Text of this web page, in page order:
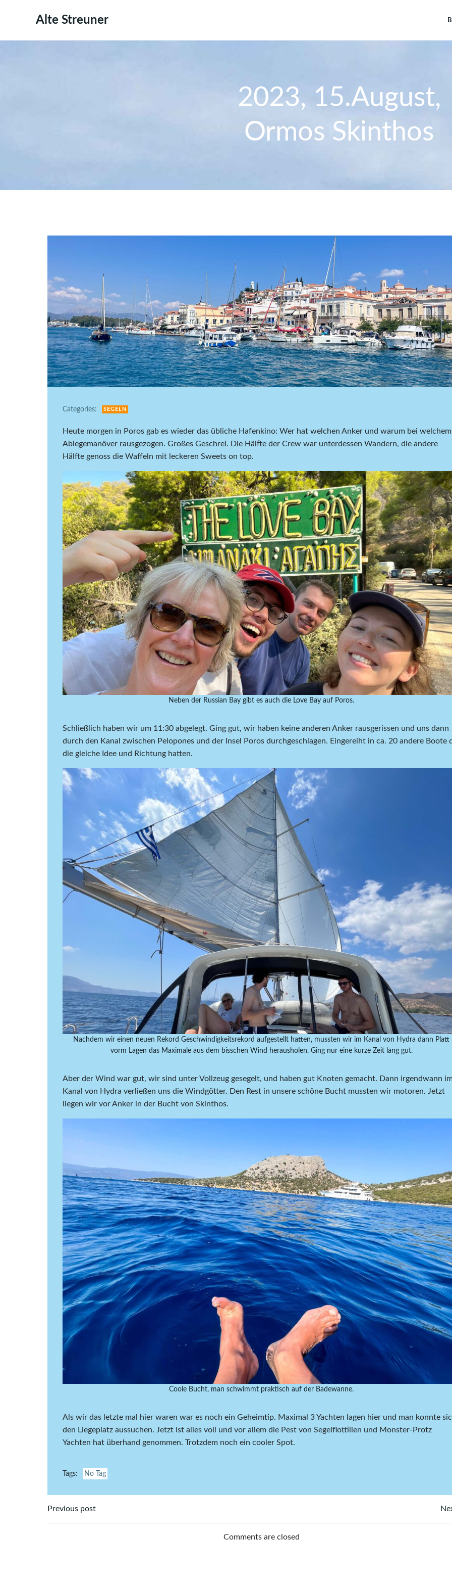
Alte Streuner
2023, 15.August,
Ormos Skinthos
Categories: SEGELN
Heute morgen in Poros gab es wieder das übliche Hafenkino: Wer hat welchen Anker und warum bei welchem
Ablegemanöver rausgezogen. Großes Geschrei. Die Hälfte der Crew war unterdessen Wandern, die andere
Hälfte genoss die Waffeln mit leckeren Sweets on top.
Neben der Russian Bay gibt es auch die Love Bay auf Poros.
Schließlich haben wir um 11:30 abgelegt. Ging gut, wir haben keine anderen Anker rausgerissen und uns dann
durch den Kanal zwischen Pelopones und der Insel Poros durchgeschlagen. Eingereiht in ca. 20 andere Boote
die gleiche Idee und Richtung hatten.
Nachdem wir einen neuen Rekord Geschwindigkeitsrekord aufgestellt hatten, mussten wir im Kanal von Hydra dann Platt
vorm Lagen das Maximale aus dem bisschen Wind herausholen. Ging nur eine kurze Zeit lang gut.
Aber der Wind war gut, wir sind unter Vollzeug gesegelt, und haben gut Knoten gemacht. Dann irgendwann
Kanal von Hydra verließen uns die Windgötter. Den Rest in unsere schöne Bucht mussten wir motoren. Jetzt
liegen wir vor Anker in der Bucht von Skinthos.
Coole Bucht, man schwimmt praktisch auf der Badewanne.
Als wir das letzte mal hier waren war es noch ein Geheimtip. Maximal 3 Yachten lagen hier und man konnte
den Liegeplatz aussuchen. Jetzt ist alles voll und vor allem die Pest von Segelflottillen und Monster-Protz
Yachten hat überhand genommen. Trotzdem noch ein cooler Spot.
Tags: No Tag
Post
Previous post
navigation
Comments are closed